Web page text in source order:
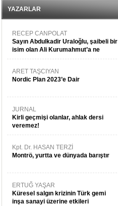
YAZARLAR
RECEP CANPOLAT
Sayın Abdulkadir Uraloğlu, şaibeli bir
isim olan Ali Kurumahmut’a ne
danışıyorsunuz?
ARET TAŞCIYAN
Nordic Plan 2023’e Dair
JURNAL
Kirli geçmişi olanlar, ahlak dersi
veremez!
Kpt. Dr. HASAN TERZİ
Montrö, yurtta ve dünyada barıştır
ERTUĞ YAŞAR
Küresel salgın krizinin Türk gemi
inşa sanayi üzerine etkileri